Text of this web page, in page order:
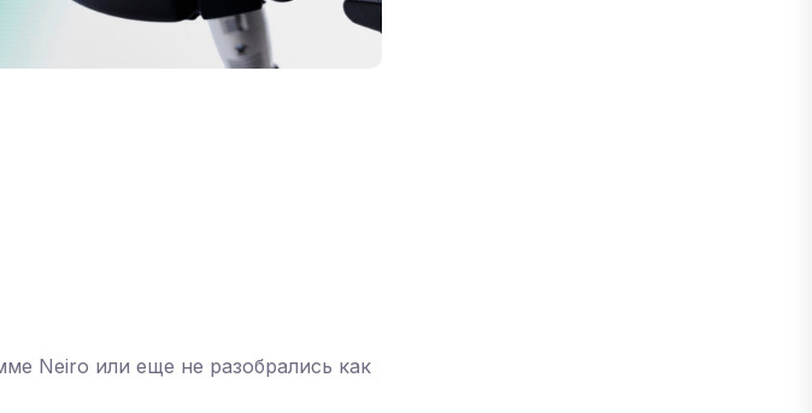
Neiro или еще не разобрались как